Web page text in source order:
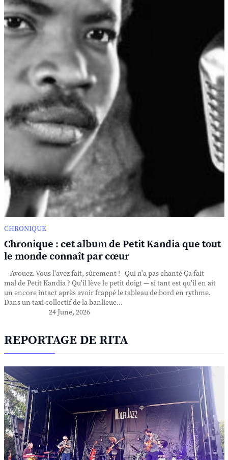
CHRONIQUE
Chronique : cet album de Petit Kandia que tout
le monde connaît par cœur
Avouez. Vous l'avez fait, sûrement ! Qui n'a pas chanté Ça fait
mal de Petit Kandia ? Qu'il lève le petit doigt — si tant est qu'il en ait
un encore intact après avoir frappé le tableau de bord en rythme.
Dans un taxi collectif de la banlieue...
24 June, 2026
REPORTAGE DE RITA